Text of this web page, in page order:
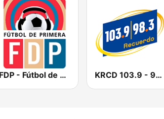
FDP - Fútbol de Primera KRCD 103.9 - 98.3 Recuerdo (US Only)